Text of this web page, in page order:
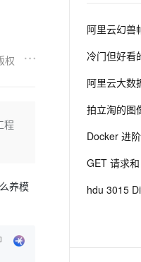
权
程
养模
阿里云幻兽
冷门但好看
阿里云大数
拍立淘的图
Docker 进
GET 请求
hdu 3015
perl--CGI
腻的高质量视频
然，细节丰富
可伸缩的云计算服务
稳定、安全、高性价比、高性能的云存储服务
国内短信简单易用，安全可靠，秒级触达，全球覆盖200+国家和地区。
轻松生成专业的 PPT
机服务器，轻松开启游戏
企业门户网站
以可视化方式快速构建移动和 PC 门户网站
漫
高
启高性价比 AI 编程新体验
频创作，一键激活电商全链路生产力
作，剧本、分镜、视频高效生成
飞
所
AI
创
上
精
代
安
Alibaba Cloud ISV 合作
更
合
查
登
我
我
我
大会